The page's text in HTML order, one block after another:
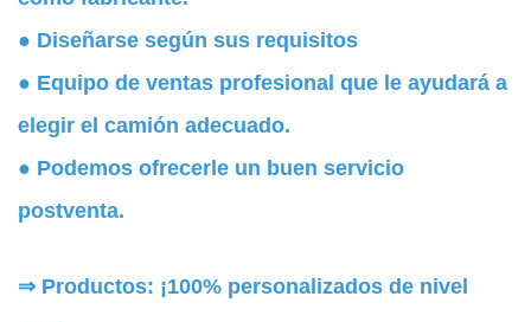
● Diseñarse según sus requisitos
● Equipo de ventas profesional que le ayudará a
elegir el camión adecuado.
● Podemos ofrecerle un buen servicio
postventa.
⇒ Productos: ¡100% personalizados de nivel